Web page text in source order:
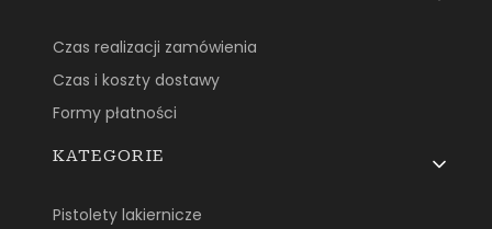
Czas realizacji zamówienia
Czas i koszty dostawy
Formy płatności
KATEGORIE
Pistolety lakiernicze